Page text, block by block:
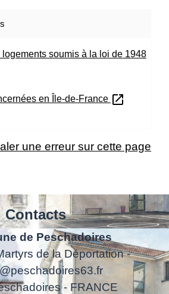
soumis à la loi de 1948
en Île-de-France open_in_new
une erreur sur cette page
Contacts
de Peschadoires
de la Déportation -
- FRANCE